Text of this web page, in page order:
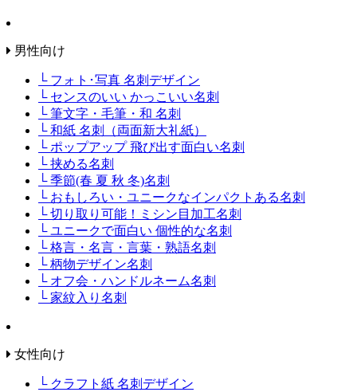
男性向け
└ フォト･写真 名刺デザイン
└ センスのいい かっこいい名刺
└ 筆文字・毛筆・和 名刺
└ 和紙 名刺（両面新大礼紙）
└ ポップアップ 飛び出す面白い名刺
└ 挟める名刺
└ 季節(春 夏 秋 冬)名刺
└ おもしろい・ユニークなインパクトある名刺
└ 切り取り可能！ミシン目加工名刺
└ ユニークで面白い 個性的な名刺
└ 格言・名言・言葉・熟語名刺
└ 柄物デザイン名刺
└ オフ会・ハンドルネーム名刺
└ 家紋入り名刺
女性向け
└ クラフト紙 名刺デザイン